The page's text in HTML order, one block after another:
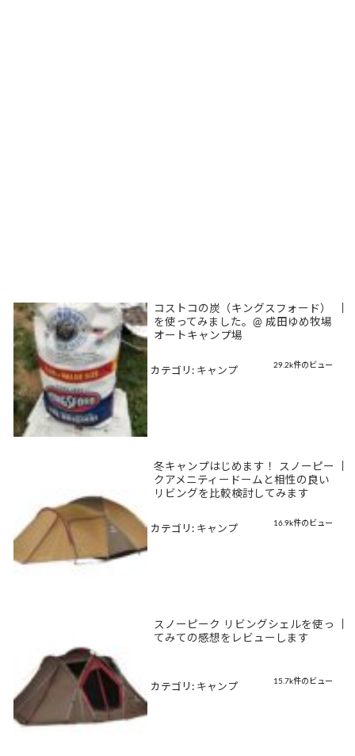
コストコの炭（キングスフォード）
を使ってみました。@ 成田ゆめ牧場
オートキャンプ場
29.2k件のビュー
カテゴリ: キャンプ
冬キャンプはじめます！ スノーピー
クアメニティードームと相性の良い
リビングを比較検討してみます
16.9k件のビュー
カテゴリ: キャンプ
スノーピーク リビングシェルを使っ
てみての感想をレビューします
15.7k件のビュー
カテゴリ: キャンプ